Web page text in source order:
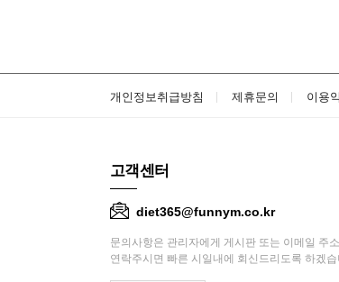
개인정보취급방침 제휴문의 이용
고객센터
diet365@funnym.co.kr
문의사항은 관리자에게 게시판 또는 이메일 주
연락주시면 빠른 시일내에 회신드리도록 하겠